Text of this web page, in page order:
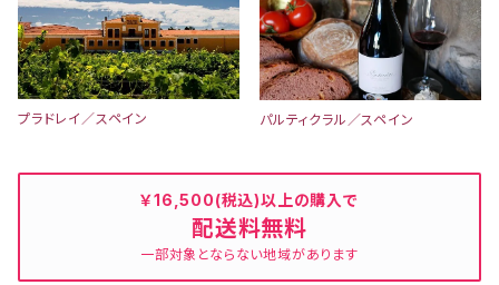
プラドレイ／スペイン パルティクラル／スペイン
￥16,500(税込)以上の購入で
配送料無料
一部対象とならない地域があります